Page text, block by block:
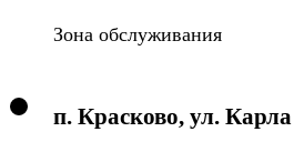
Зона обслуживания
п. Красково, ул.